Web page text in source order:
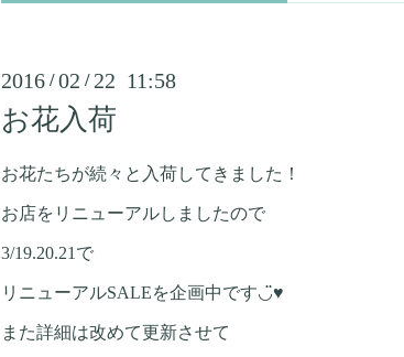
2016 /02 / 22 11:58
お花入荷
お花たちが続々と入荷してきました！
お店をリニューアルしましたので
3/19.20.21で
リニューアルSALEを企画中です◡̈♥︎
また詳細は改めて更新させて